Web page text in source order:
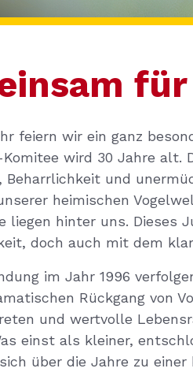
feiern wir ein ganz
wird 30 Jahre alt.
Beharrlichkeit und
heimischen
liegen hinter uns. Dieses
doch auch mit dem
im Jahr 1996
Rückgang von
und wertvolle
einst als kleiner,
über die Jahre zu